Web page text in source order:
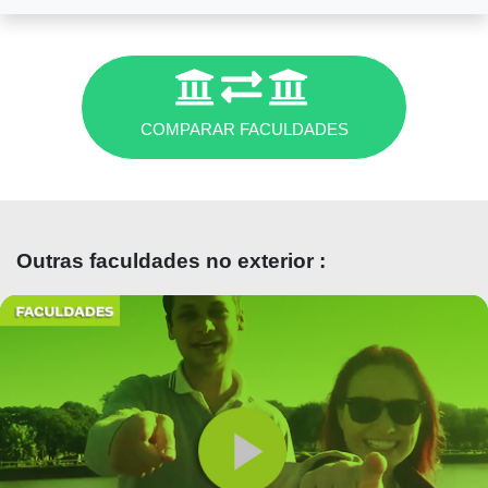
Diferente do Brasil,na UBA não
3 anos de CBC (Ciclo Básico Comum)
estudando matérias do curso que querem fazer
e, se passarem, ingressam na faculdade. É uma
forma considerada mais justa pelos alunos, já
que não é necessário fazer um vestibular e
GRADE CURRICULAR
É normal os professores da faculdade de
Medicina da UBAnão darem aulas
monitores. Como são muitos alunos por turma,
os estudantes tem que chegar preparados nas
aulas, sabendo dos assuntos e os professores e
monitores ajudam a tirar as dúvidas.
monitores não ganham salários, mas conta
para o currículo.
A grade curricular é
diferentes das faculdades brasileiras. Os
COMPARAR FACULDADES
Outras faculdades no exterior :